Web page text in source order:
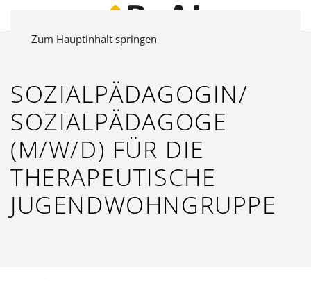
Zum Hauptinhalt springen
SOZIALPÄDAGOGIN/
SOZIALPÄDAGOGE
(M/W/D) FÜR DIE
THERAPEUTISCHE
JUGENDWOHNGRUPPE